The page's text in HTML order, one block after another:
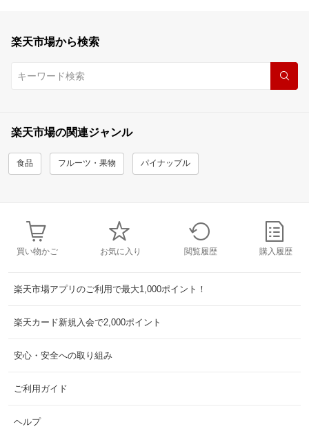
楽天市場から検索
楽天市場の関連ジャンル
食品 フルーツ・果物 パイナップル
買い物かご お気に入り 閲覧履歴 購入履歴
楽天市場アプリのご利用で最大1,000ポイント！
楽天カード新規入会で2,000ポイント
安心・安全への取り組み
ご利用ガイド
ヘルプ